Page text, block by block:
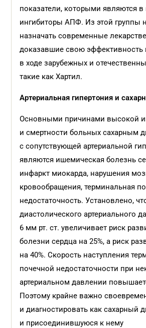
показатели, которыми являются
ингибиторы АПФ. Из этой группы
назначать современные
доказавшие свою эффективность
в ходе зарубежных и
такие как Хартил.
Артериальная гипертония и
Основными причинами высокой
и смертности больных сахарным
с сопутствующей артериальной
являются ишемическая болезнь
инфаркт миокарда, нарушения
кровообращения, терминальная
недостаточность. Установлено,
диастолического артериального
6 мм рт. ст. увеличивает риск
болезни сердца на 25%, а риск
на 40%. Скорость наступления
почечной недостаточности при
артериальном давлении
Поэтому крайне важно
и диагностировать как сахарный
и присоединившуюся к нему